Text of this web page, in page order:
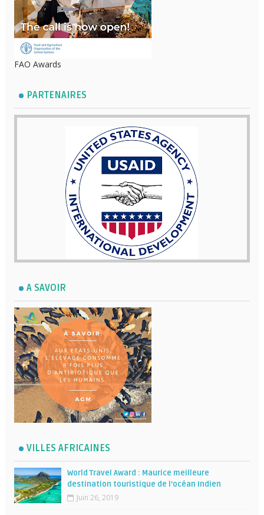
FAO Awards
PARTENAIRES
A SAVOIR
VILLES AFRICAINES
World Travel Award : Maurice meilleure
destination touristique de l’océan Indien
Juin 26, 2019